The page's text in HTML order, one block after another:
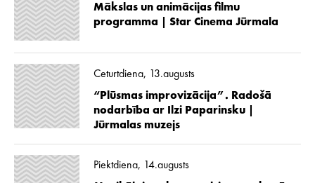
Mākslas un animācijas filmu
programma | Star Cinema Jūrmala
Ceturtdiena, 13.augusts
“Plūsmas improvizācija”. Radošā
nodarbība ar Ilzi Paparinsku |
Jūrmalas muzejs
Piektdiena, 14.augusts